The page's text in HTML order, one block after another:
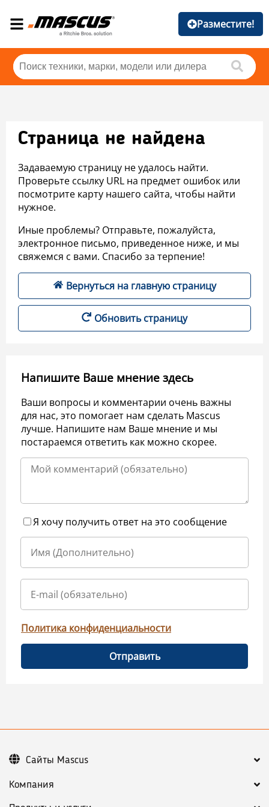
Разместите!
Страница не найдена
Задаваемую страницу не удалось найти.
Проверьте ссылку URL на предмет ошибок или
посмотрите карту нашего сайта, чтобы найти
нужное.
Иные проблемы? Отправьте, пожалуйста,
электронное письмо, приведенное ниже, и мы
свяжемся с вами. Спасибо за терпение!
Вернуться на главную страницу
Обновить страницу
Напишите Ваше мнение здесь
Ваши вопросы и комментарии очень важны
для нас, это помогает нам сделать Mascus
лучше. Напишите нам Ваше мнение и мы
постараемся ответить как можно скорее.
Я хочу получить ответ на это сообщение
Политика конфиденциальности
Отправить
Компания
Сайты Mascus